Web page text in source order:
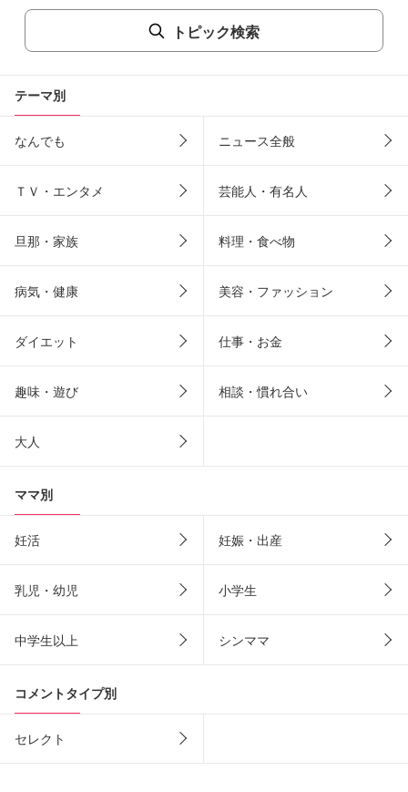
トピック検索
テーマ別
なんでも ニュース全般
ＴＶ・エンタメ 芸能人・有名人
旦那・家族 料理・食べ物
病気・健康 美容・ファッション
ダイエット 仕事・お金
趣味・遊び 相談・慣れ合い
大人
ママ別
妊活 妊娠・出産
乳児・幼児 小学生
中学生以上 シンママ
コメントタイプ別
セレクト